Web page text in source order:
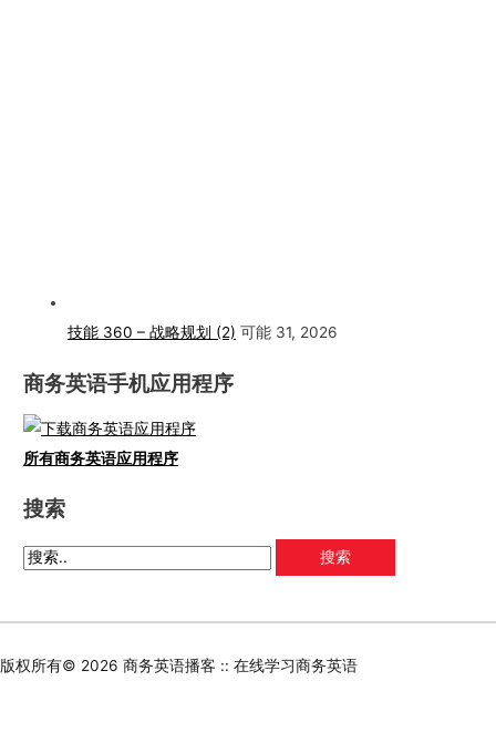
技能 360 – 战略规划 (2) 可能 31, 2026
商务英语手机应用程序
所有商务英语应用程序
搜索
版权所有© 2026 商务英语播客 :: 在线学习商务英语